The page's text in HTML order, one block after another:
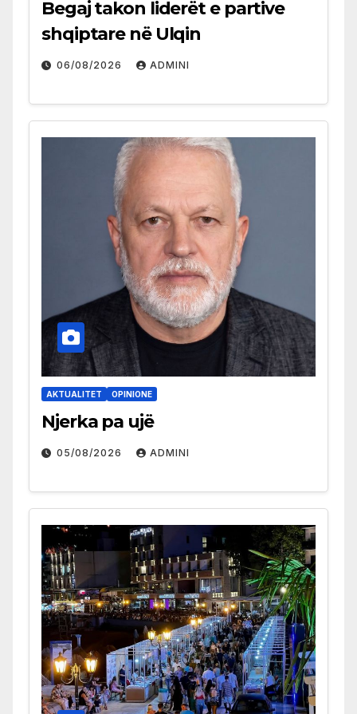
Begaj takon liderët e partive
shqiptare në Ulqin
06/08/2026 ADMINI
AKTUALITET OPINIONE
Njerka pa ujë
05/08/2026 ADMINI